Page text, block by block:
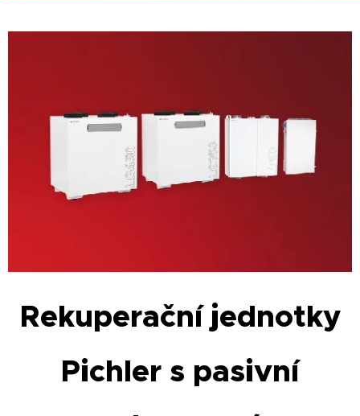
Rekuperační jednotky
Pichler s pasivní